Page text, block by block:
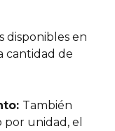
disponibles en
cantidad de
También
unidad, el